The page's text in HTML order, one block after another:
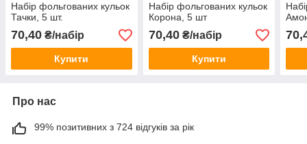
Набір фольгованих кульок
Тачки, 5 шт.
70,40 ₴/набір
Купити
Набір фольгованих кульок
Корона, 5 шт
70,40₴/набір
Купити
Про нас
99% позитивних з 724 відгуків за рік